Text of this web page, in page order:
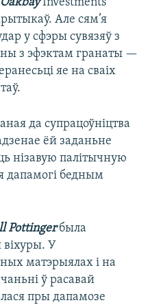
Але сям’я
у сфэры сувязяў з
з эфэктам гранаты —
яе на сваіх
да супрацоўніцтва
ёй заданьне
нізавую палітычную
дапамогі бедным
Pottingerбыла
У
матэрыялах і на
ў расавай
пры дапамозе